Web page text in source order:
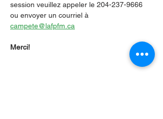
session veuillez appeler le 204-237-9666
ou envoyer un courriel à
campete@lafpfm.ca
Merci!